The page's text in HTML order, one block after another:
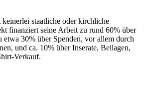
staatliche oder kirchliche
finanziert seine Arbeit zu rund 60% über
etwa 30% über Spenden, vor allem durch
und ca. 10% über Inserate, Beilagen,
Verkauf.